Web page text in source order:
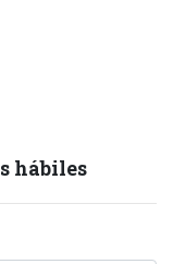
hábiles